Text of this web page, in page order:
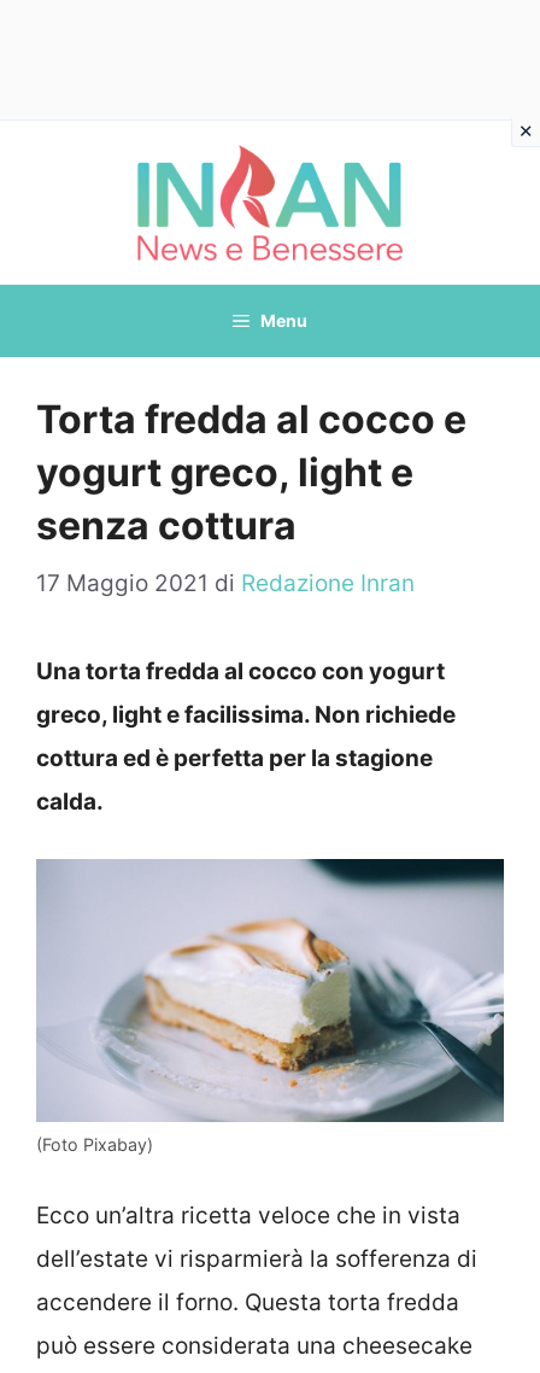
Menu
Torta fredda al cocco e
yogurt greco, light e
senza cottura
17 Maggio 2021 di Redazione Inran
Una torta fredda al cocco con yogurt
greco, light e facilissima. Non richiede
cottura ed è perfetta per la stagione
calda.
(Foto Pixabay)
Ecco un’altra ricetta veloce che in vista
dell’estate vi risparmierà la sofferenza di
accendere il forno. Questa torta fredda
può essere considerata una cheesecake